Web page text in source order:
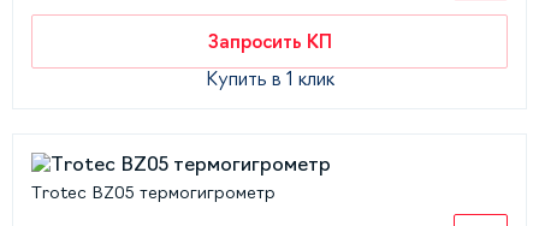
Запросить КП
Купить в 1 клик
Trotec BZ05 термогигрометр